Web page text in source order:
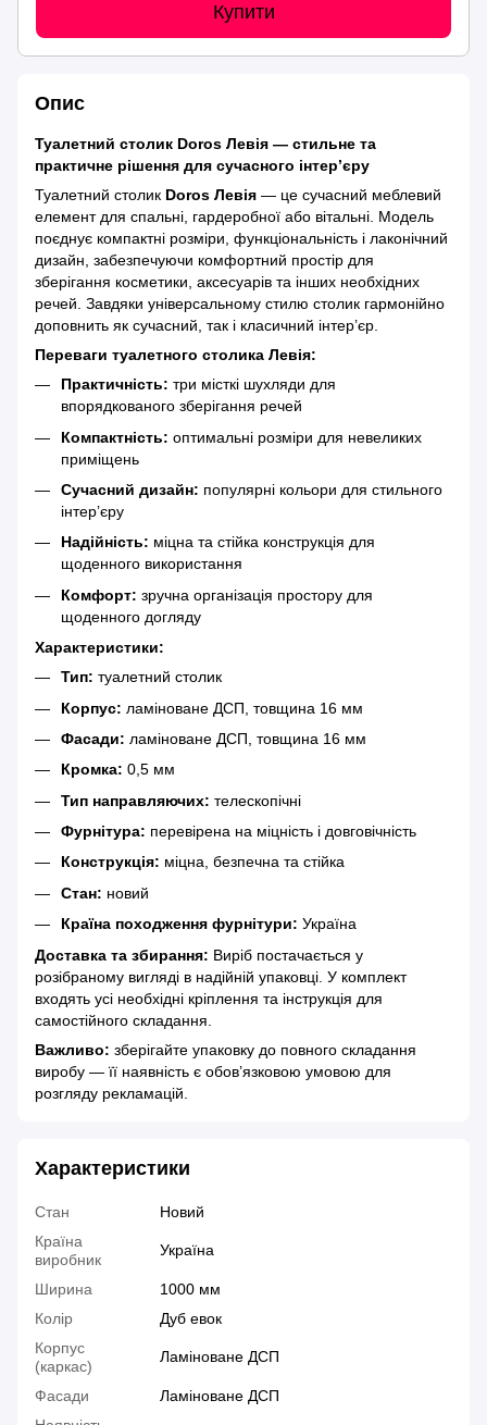
Купити
Опис
Туалетний столик Doros Левія — стильне та
практичне рішення для сучасного інтер’єру
Туалетний столик Doros Левія — це сучасний меблевий
елемент для спальні, гардеробної або вітальні. Модель
поєднує компактні розміри, функціональність і лаконічний
дизайн, забезпечуючи комфортний простір для
зберігання косметики, аксесуарів та інших необхідних
речей. Завдяки універсальному стилю столик гармонійно
доповнить як сучасний, так і класичний інтер’єр.
Переваги туалетного столика Левія:
Практичність: три місткі шухляди для
впорядкованого зберігання речей
Компактність: оптимальні розміри для невеликих
приміщень
Сучасний дизайн: популярні кольори для стильного
інтер’єру
Надійність: міцна та стійка конструкція для
щоденного використання
Комфорт: зручна організація простору для
щоденного догляду
Характеристики:
Тип: туалетний столик
Корпус: ламіноване ДСП, товщина 16 мм
Фасади: ламіноване ДСП, товщина 16 мм
Кромка: 0,5 мм
Тип направляючих: телескопічні
Фурнітура: перевірена на міцність і довговічність
Конструкція: міцна, безпечна та стійка
Стан: новий
Країна походження фурнітури: Україна
Доставка та збирання: Виріб постачається у
розібраному вигляді в надійній упаковці. У комплект
входять усі необхідні кріплення та інструкція для
самостійного складання.
Важливо: зберігайте упаковку до повного складання
виробу — її наявність є обов’язковою умовою для
розгляду рекламацій.
Характеристики
Стан
Новий
Країна
виробник
Україна
Ширина
1000 мм
Колір
Дуб евок
Корпус
(каркас)
Ламіноване ДСП
Фасади
Ламіноване ДСП